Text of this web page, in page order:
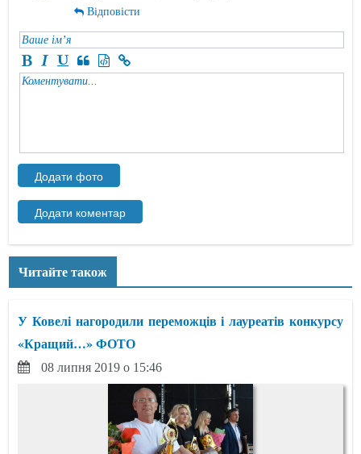
Відповісти
Читайте також
У Ковелі нагородили переможців і лауреатів конкурсу
«Кращий…» ФОТО
08 липня 2019 о 15:46